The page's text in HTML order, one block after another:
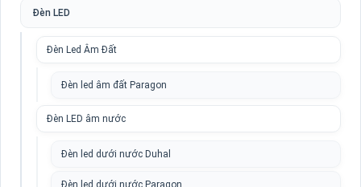
Đèn LED
Đèn Led Âm Đất
Đèn led âm đất Paragon
Đèn LED âm nước
Đèn led dưới nước Duhal
Đèn led dưới nước Paragon